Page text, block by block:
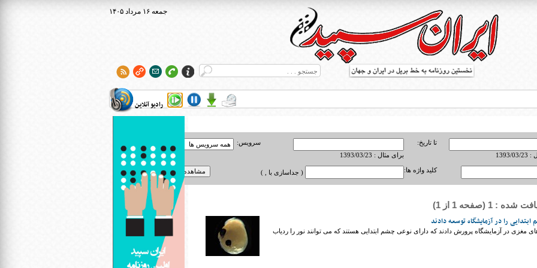
۱۴۰۵ جمعه ۱۶ مرداد
رادیو آنلاین
بریل در جهان
23
تا تاریخ:
برای مثال : 1393/03/23
سرویس:
کلید واژه ها: ( جداسازی با , )
: 1 (صفحه 1 از 1)
را در آزمایشگاه توسعه دادند
مغزی در آزمایشگاه پرورش دادند که دارای نوعی چشم ابتدایی هستند که می توانند نور را ردیاب